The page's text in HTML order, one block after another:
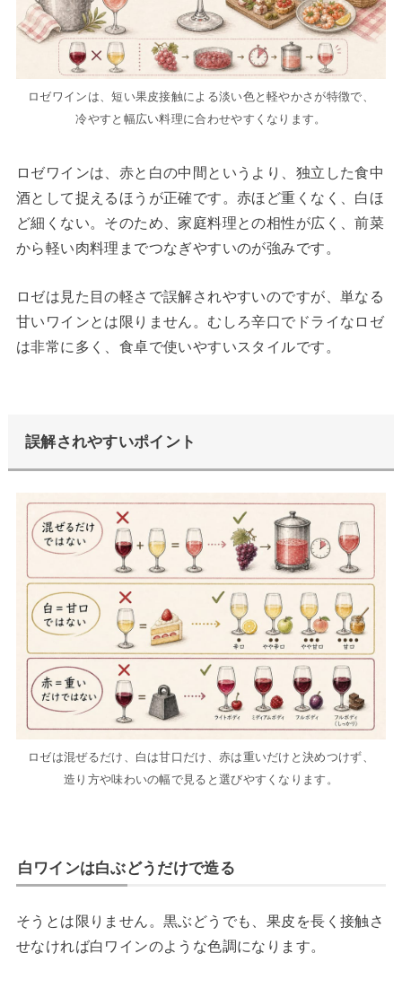
ロゼワインは、短い果皮接触による淡い色と軽やかさが特徴で、
冷やすと幅広い料理に合わせやすくなります。
ロゼワインは、赤と白の中間というより、独立した食中
酒として捉えるほうが正確です。赤ほど重くなく、白ほ
ど細くない。そのため、家庭料理との相性が広く、前菜
から軽い肉料理までつなぎやすいのが強みです。
ロゼは見た目の軽さで誤解されやすいのですが、単なる
甘いワインとは限りません。むしろ辛口でドライなロゼ
は非常に多く、食卓で使いやすいスタイルです。
誤解されやすいポイント
ロゼは混ぜるだけ、白は甘口だけ、赤は重いだけと決めつけず、
造り方や味わいの幅で見ると選びやすくなります。
白ワインは白ぶどうだけで造る
そうとは限りません。黒ぶどうでも、果皮を長く接触さ
せなければ白ワインのような色調になります。